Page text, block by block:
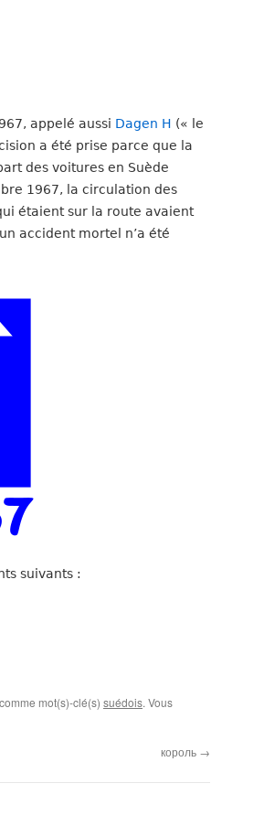
appelé aussi Dagen H (« le
a été prise parce que la
des voitures en Suède
1967, la circulation des
étaient sur la route avaient
accident mortel n’a été
suivants :
mot(s)-clé(s) suédois. Vous
король →